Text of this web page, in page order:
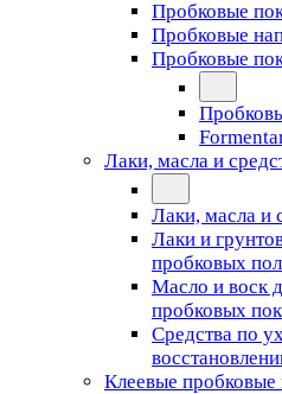
Пробковые
Пробковые
Пробковые
Лаки, масла и
Лаки, масла и
Лаки и
пробковых
Масло и воск
пробковых
Средства по
Клеевые